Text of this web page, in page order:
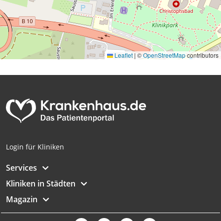
Leaflet |©OpenStreetMapcontributors
Login für Kliniken
Services
Kliniken in Städten
Magazin
Messung der Werbeleistung
Messung der Performance von Inhalten
Analyse von Zielgruppen durch Statistiken
oder Kombinationen von Daten aus
verschiedenen Quellen
Verwendung reduzierter Daten zur Auswahl
von Inhalten
Verwendung genauer Standortdaten
Geräte anhand von aktiv angeforderten
Informationen identifizieren
Nicht-IAB-Verarbeitungszwecke:
Notwendig